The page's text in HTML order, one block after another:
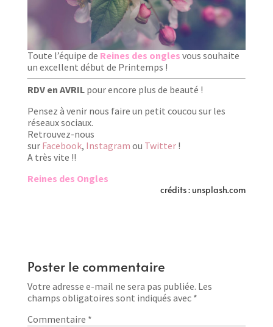
Toute l’équipe de Reines des ongles vous souhaite
un excellent début de Printemps !
RDV en AVRIL pour encore plus de beauté !
Pensez à venir nous faire un petit coucou sur les
réseaux sociaux.
Retrouvez-nous
sur Facebook, Instagram ou Twitter!
A très vite !!
Reines des Ongles
crédits : unsplash.com
Poster le commentaire
Votre adresse e-mail ne sera pas publiée. Les
champs obligatoires sont indiqués avec *
Commentaire *